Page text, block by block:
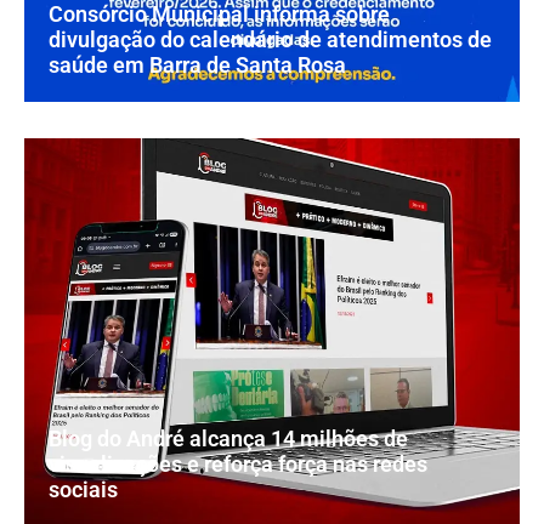
Consórcio Municipal informa sobre
divulgação do calendário de atendimentos de
saúde em Barra de Santa Rosa
Blog do André alcança 14 milhões de
visualizações e reforça força nas redes
sociais